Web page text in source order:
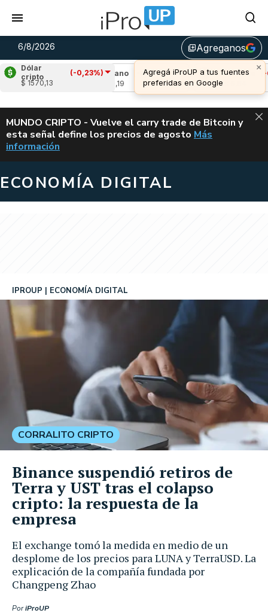
6/8/2026 library_addAgreganos
×
Agregá iProUP a tus fuentes
preferidas en Google
Dólar
cripto
(-0,23%)
$ 1570,13
Cardano
(-3,56%)
Avalanche (-
u$s 6,64
ALERTA
MUNDO CRIPTO - Vuelve el carry trade de Bitcoin y
esta señal define los precios de agosto VUELVE EL
Más
información
ECONOMÍA DIGITAL
El exchange tomó la medida en medio de un
desplome de los precios para LUNA y TerraUSD. La
explicación de la compañía fundada por
Changpeng Zhao
IPROUP ECONOMÍA DIGITAL
PoriProUP
CORRALITO CRIPTO
Binance suspendió retiros de
Terra y UST tras el colapso
cripto: la respuesta de la
empresa